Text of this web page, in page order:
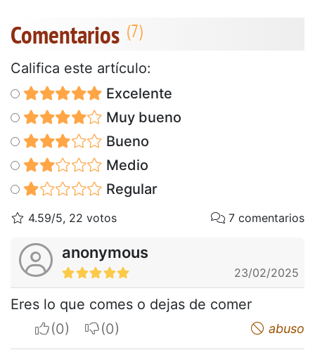
Comentarios
Califica este artículo:
Excelente
Muy bueno
Bueno
Medio
Regular
4.59/5, 22 votos 7 comentarios
anonymous
23/02/2025
Eres lo que comes o dejas de comer
I apreciateI do not appreciate abuso